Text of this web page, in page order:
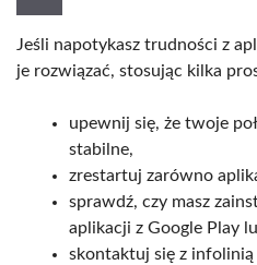
Jeśli napotykasz trudności z
je rozwiązać, stosując kilka
upewnij się, że twoje
stabilne,
zrestartuj zarówno
sprawdź, czy masz
aplikacji z Google Play
skontaktuj się z infolinią